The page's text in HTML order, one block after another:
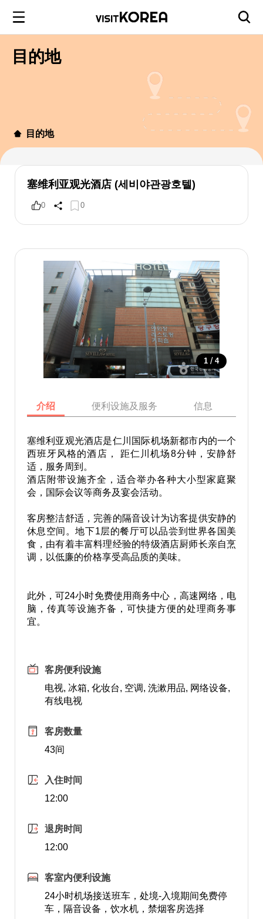
目的地
目的地
塞维利亚观光酒店 (세비야관광호텔)
0 0
1 / 4
介绍 便利设施及服务 信息
塞维利亚观光酒店是仁川国际机场新都市内的一个
西班牙风格的酒店， 距仁川机场8分钟，安静舒
适，服务周到。
酒店附带设施齐全，适合举办各种大小型家庭聚
会，国际会议等商务及宴会活动。
客房整洁舒适，完善的隔音设计为访客提供安静的
休息空间。地下1层的餐厅可以品尝到世界各国美
食，由有着丰富料理经验的特级酒店厨师长亲自烹
调，以低廉的价格享受高品质的美味。
此外，可24小时免费使用商务中心，高速网络，电
脑，传真等设施齐备，可快捷方便的处理商务事
宜。
客房便利设施
电视, 冰箱, 化妆台, 空调, 洗漱用品, 网络设备,
有线电视
客房数量
43间
入住时间
12:00
退房时间
12:00
客室内便利设施
24小时机场接送班车，处境-入境期间免费停
车，隔音设备，饮水机，禁烟客房选择